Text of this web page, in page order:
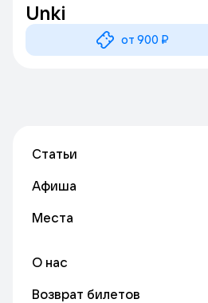
Unki
от 900 ₽
Статьи
Афиша
Места
О нас
Возврат билетов